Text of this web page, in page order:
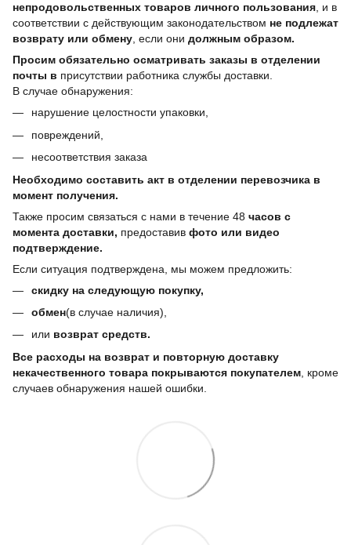
непродовольственных товаров личного пользования, и в
соответствии с действующим законодательством не подлежат
возврату или обмену, если они должным образом.
Просим обязательно осматривать заказы в отделении
почты в присутствии работника службы доставки.
В случае обнаружения:
нарушение целостности упаковки,
повреждений,
несоответствия заказа
Необходимо составить акт в отделении перевозчика в
момент получения.
Также просим связаться с нами в течение 48 часов с
момента доставки, предоставив фото или видео
подтверждение.
Если ситуация подтверждена, мы можем предложить:
скидку на следующую покупку,
обмен(в случае наличия),
или возврат средств.
Все расходы на возврат и повторную доставку
некачественного товара покрываются покупателем , кроме
случаев обнаружения нашей ошибки.